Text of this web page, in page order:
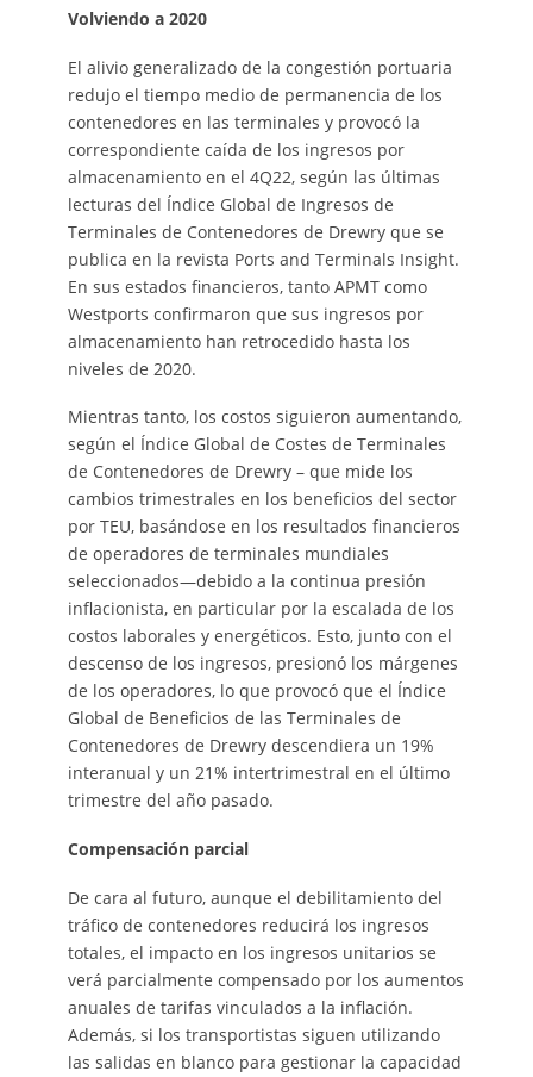
Volviendo a 2020
El alivio generalizado de la congestión portuaria
redujo el tiempo medio de permanencia de los
contenedores en las terminales y provocó la
correspondiente caída de los ingresos por
almacenamiento en el 4Q22, según las últimas
lecturas del Índice Global de Ingresos de
Terminales de Contenedores de Drewry que se
publica en la revista Ports and Terminals Insight.
En sus estados financieros, tanto APMT como
Westports confirmaron que sus ingresos por
almacenamiento han retrocedido hasta los
niveles de 2020.
Mientras tanto, los costos siguieron aumentando,
según el Índice Global de Costes de Terminales
de Contenedores de Drewry – que mide los
cambios trimestrales en los beneficios del sector
por TEU, basándose en los resultados financieros
de operadores de terminales mundiales
seleccionados—debido a la continua presión
inflacionista, en particular por la escalada de los
costos laborales y energéticos. Esto, junto con el
descenso de los ingresos, presionó los márgenes
de los operadores, lo que provocó que el Índice
Global de Beneficios de las Terminales de
Contenedores de Drewry descendiera un 19%
interanual y un 21% intertrimestral en el último
trimestre del año pasado.
Compensación parcial
De cara al futuro, aunque el debilitamiento del
tráfico de contenedores reducirá los ingresos
totales, el impacto en los ingresos unitarios se
verá parcialmente compensado por los aumentos
anuales de tarifas vinculados a la inflación.
Además, si los transportistas siguen utilizando
las salidas en blanco para gestionar la capacidad